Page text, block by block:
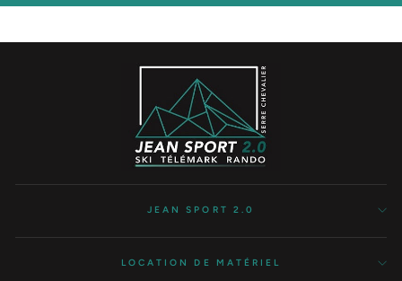
JEAN SPORT 2.0
LOCATION DE MATÉRIEL